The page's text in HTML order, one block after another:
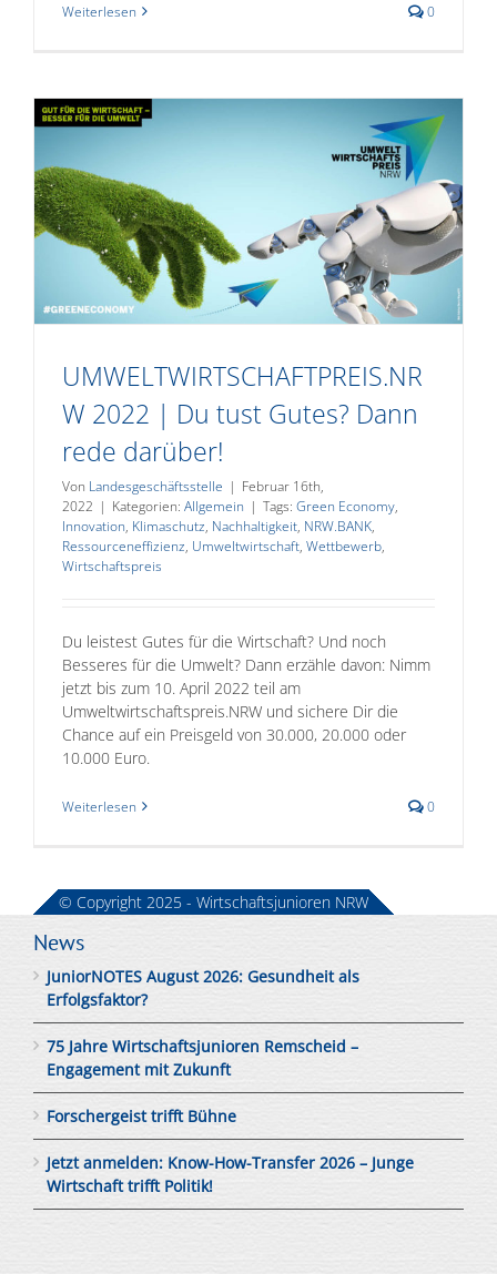
Weiterlesen 0
UMWELTWIRTSCHAFTPREIS.NR
W 2022 | Du tust Gutes? Dann
rede darüber!
Von Landesgeschäftsstelle | Februar 16th,
2022 | Kategorien: Allgemein | Tags: Green Economy,
Innovation, Klimaschutz, Nachhaltigkeit, NRW.BANK,
Ressourceneffizienz, Umweltwirtschaft, Wettbewerb,
Wirtschaftspreis
Du leistest Gutes für die Wirtschaft? Und noch
Besseres für die Umwelt? Dann erzähle davon: Nimm
jetzt bis zum 10. April 2022 teil am
Umweltwirtschaftspreis.NRW und sichere Dir die
Chance auf ein Preisgeld von 30.000, 20.000 oder
10.000 Euro.
Weiterlesen 0
News
JuniorNOTES August 2026: Gesundheit als
Erfolgsfaktor?
75 Jahre Wirtschaftsjunioren Remscheid –
Engagement mit Zukunft
Forschergeist trifft Bühne
Jetzt anmelden: Know-How-Transfer 2026 – Junge
Wirtschaft trifft Politik!
© Copyright 2025 - Wirtschaftsjunioren NRW